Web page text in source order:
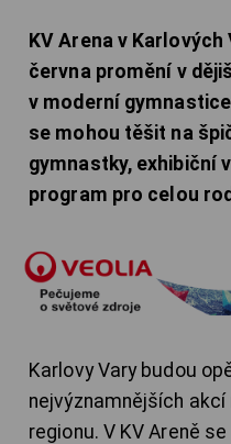
KV Arena v
června promění v
v moderní gymnastice
se mohou těšit na
gymnastky, exhibiční
program pro celou
Karlovy Vary budou
nejvýznamnějších
regionu. V KV Areně